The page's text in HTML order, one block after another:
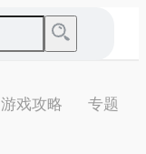
游戏攻略 专题